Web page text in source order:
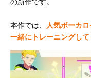
本作では、
人気ボーカ
一緒にトレーニングし